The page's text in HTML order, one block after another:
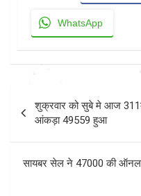
WhatsApp
navigation
शुक्रवार को सुबे मे आज
आंकड़ा 49559 हुआ
सायबर सेल ने 47000 की